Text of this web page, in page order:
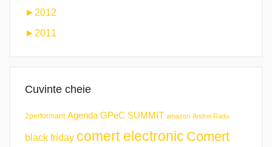
► 2012
► 2011
Cuvinte cheie
2performant Agenda GPeC SUMMIT amazon Andrei Radu
black friday comert electronic Comert